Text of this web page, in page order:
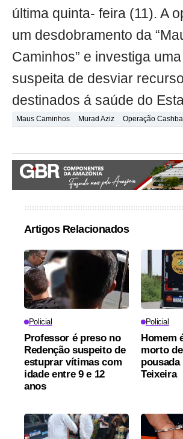
última quinta- feira (11). A
um desdobramento da
Caminhos” e investiga
suspeita de desviar
destinados á saúde do
Maus Caminhos Murad Aziz Operação
Artigos Relacionados
Policial
Professor é preso no
Redenção suspeito de
estuprar vítimas com
idade entre 9 e 12
anos
Policial
Homem
morto
Teixeira